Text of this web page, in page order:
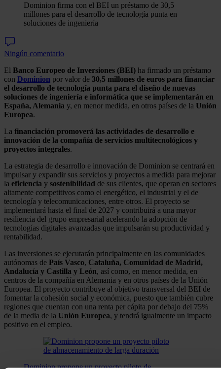
Dominion firma con el BEI un préstamo de 30,5
millones para el desarrollo de tecnología punta en
soluciones de ingeniería
Ningún comentario
El Banco Europeo de Inversiones (BEI) ha firmado un préstamo
con Dominion por valor de 30,5 millones de euros para financiar
el desarrollo de tecnología punta para el diseño de nuevas
soluciones de ingeniería e informática que se implementarán en
España, Alemania y, en menor medida, en otros países de la Unión
Europea.
La financiación promoverá las actividades de desarrollo e
innovación de la compañía de servicios multitecnológicos y
proyectos integrales.
La estrategia de desarrollo e innovación de Dominion se centrará en
impulsar y expandir sus servicios y proyectos a medida para mejorar
la eficiencia y sostenibilidad de sus clientes, que operan en sectores
altamente competitivos como el energético, el industrial y el de
tecnología y telecomunicaciones, entre otros. El proyecto se
implementará hasta el final de 2027 y contribuirá a una mayor
resiliencia del grupo empresarial acelerando la adopción de
tecnologías digitales avanzadas que impulsarán su productividad y
rentabilidad.
Las inversiones se ejecutarán principalmente en las comunidades
autónomas de País Vasco, Cataluña, Comunidad de Madrid,
Andalucía y Castilla y León, así como, en menor medida, en
centros de la compañía en Alemania y en otros países de la Unión
Europea. El proyecto contribuye al objetivo transversal del BEI de
fomentar la cohesión social y económica, puesto que también cubre
regiones que cuentan con una renta per cápita por debajo del 75%
de la media de la Unión Europea, y tendrá igualmente un impacto
positivo en el empleo.
Dominion propone un proyecto piloto de